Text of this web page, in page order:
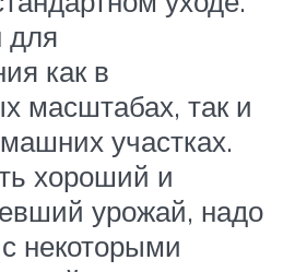
для
как в
масштабах, так и
участках.
хороший и
урожай, надо
некоторыми